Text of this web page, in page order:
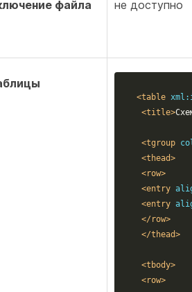
файла не доступно
<table
<title>
<tgroup
<thead>
<row>
<entry
<entry
</row>
</thead>
<tbody>
<row>